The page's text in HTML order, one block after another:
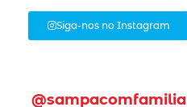
Siga-nos no Instagram
@sampacomfamilia